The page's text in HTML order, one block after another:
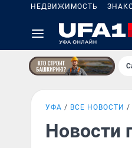
НЕДВИЖИМОСТЬ
УФА ВСЕ НОВОСТИ
Новости